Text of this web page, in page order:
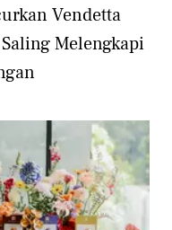
Vendetta
Melengkapi